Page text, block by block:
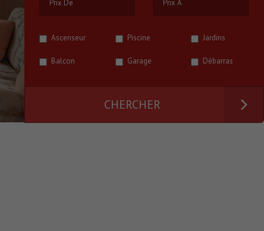
Ascenseur Piscine Jardins
Balcon Garage Débarras
CHERCHER